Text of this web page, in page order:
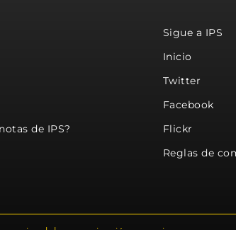
de IPS?
Sigue a IPS
Inicio
Twitter
Facebook
Flickr
Reglas de